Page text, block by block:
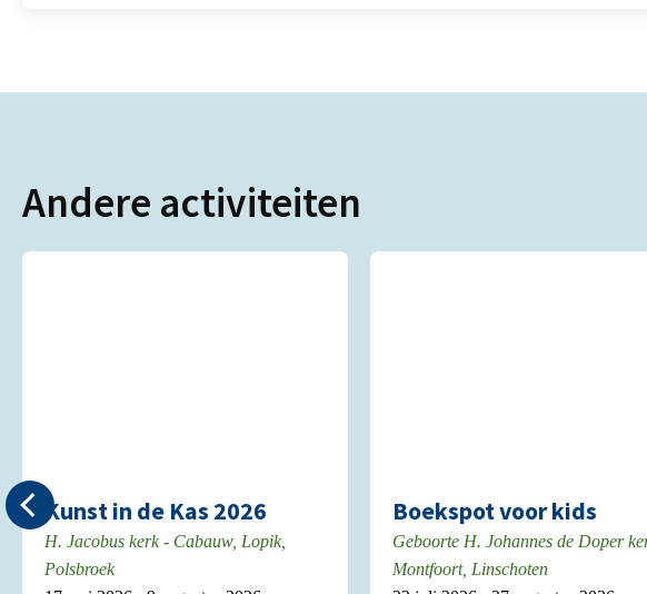
Andere activiteiten
Kunst in de Kas 2026
H. Jacobus kerk - Cabauw, Lopik,
Polsbroek
Boekspot voor kids
Geboorte H. Johannes de Doper
Montfoort, Linschoten